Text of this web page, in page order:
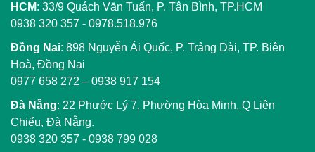
HCM: 33/9 Quách Văn Tuấn, P. Tân Bình, TP.HCM
0938 320 357 - 0978.518.976
Đồng Nai: 898 Nguyễn Ái Quốc, P. Trảng Dài, TP. Biên
Hoà, Đồng Nai
0977 658 272 – 0938 917 154
Đà Nẵng: 22 Phước Lý 7, Phường Hòa Minh, Q Liên
Chiểu, Đà Nẵng.
0938 320 357 - 0938 799 028